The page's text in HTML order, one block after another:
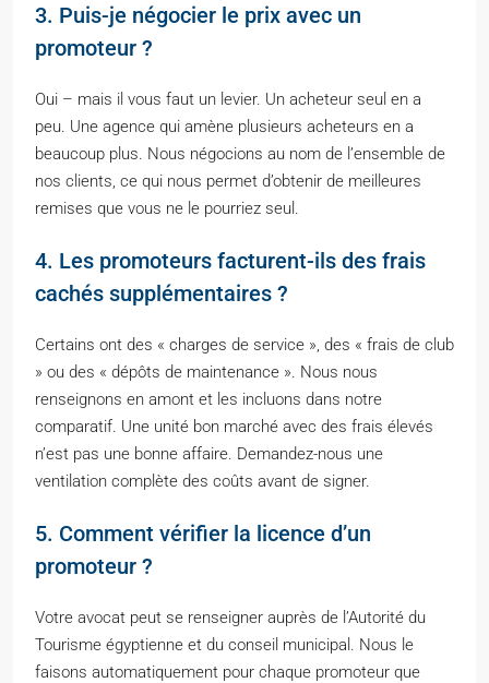
3. Puis-je négocier le prix avec un
promoteur ?
Oui – mais il vous faut un levier. Un acheteur seul en a
peu. Une agence qui amène plusieurs acheteurs en a
beaucoup plus. Nous négocions au nom de l’ensemble de
nos clients, ce qui nous permet d’obtenir de meilleures
remises que vous ne le pourriez seul.
4. Les promoteurs facturent-ils des frais
cachés supplémentaires ?
Certains ont des « charges de service », des « frais de club
» ou des « dépôts de maintenance ». Nous nous
renseignons en amont et les incluons dans notre
comparatif. Une unité bon marché avec des frais élevés
n’est pas une bonne affaire. Demandez-nous une
ventilation complète des coûts avant de signer.
5. Comment vérifier la licence d’un
promoteur ?
Votre avocat peut se renseigner auprès de l’Autorité du
Tourisme égyptienne et du conseil municipal. Nous le
faisons automatiquement pour chaque promoteur que